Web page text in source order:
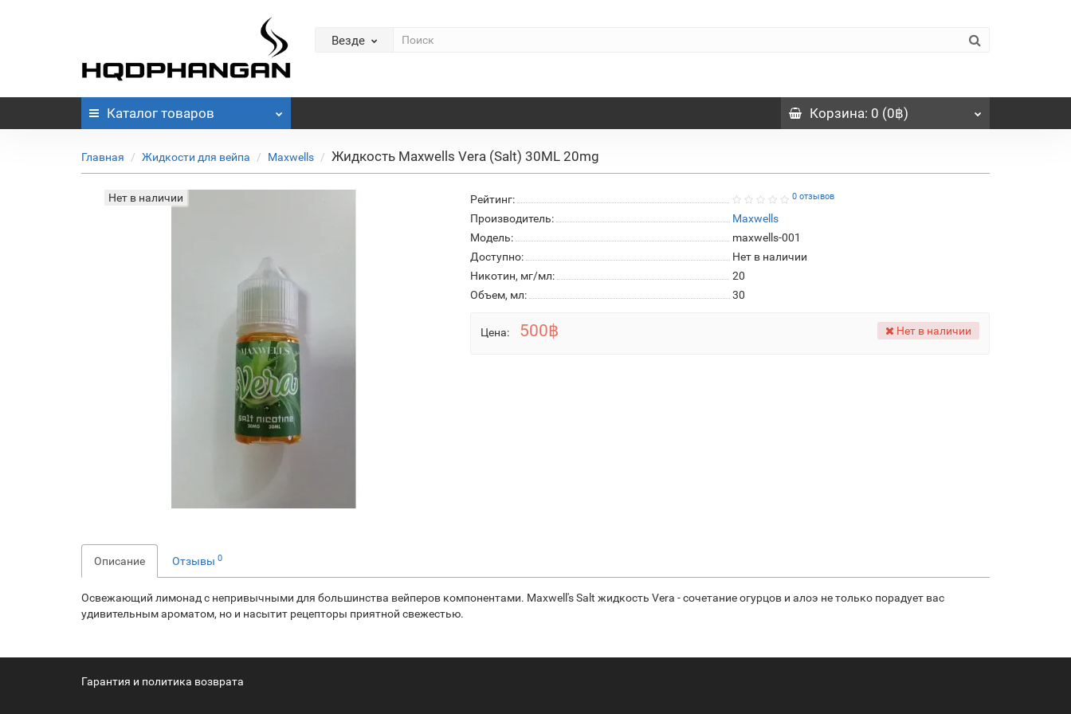
Везде
Каталог товаров Корзина: 0 (0฿)
Главная Жидкости для вейпа Maxwells Жидкость Maxwells Vera (Salt) 30ML 20mg
Нет в наличии Рейтинг: 0 отзывов
Производитель:
Maxwells
Модель:
maxwells-001
Доступно:
Нет в наличии
Никотин, мг/мл:
20
Объем, мл:
30
Цена: 500฿ Нет в наличии
Описание Отзывы 0
Освежающий лимонад с непривычными для большинства вейперов компонентами. Maxwell's Salt жидкость Vera - сочетание огурцов и алоэ не только порадует вас
удивительным ароматом, но и насытит рецепторы приятной свежестью.
Гарантия и политика возврата